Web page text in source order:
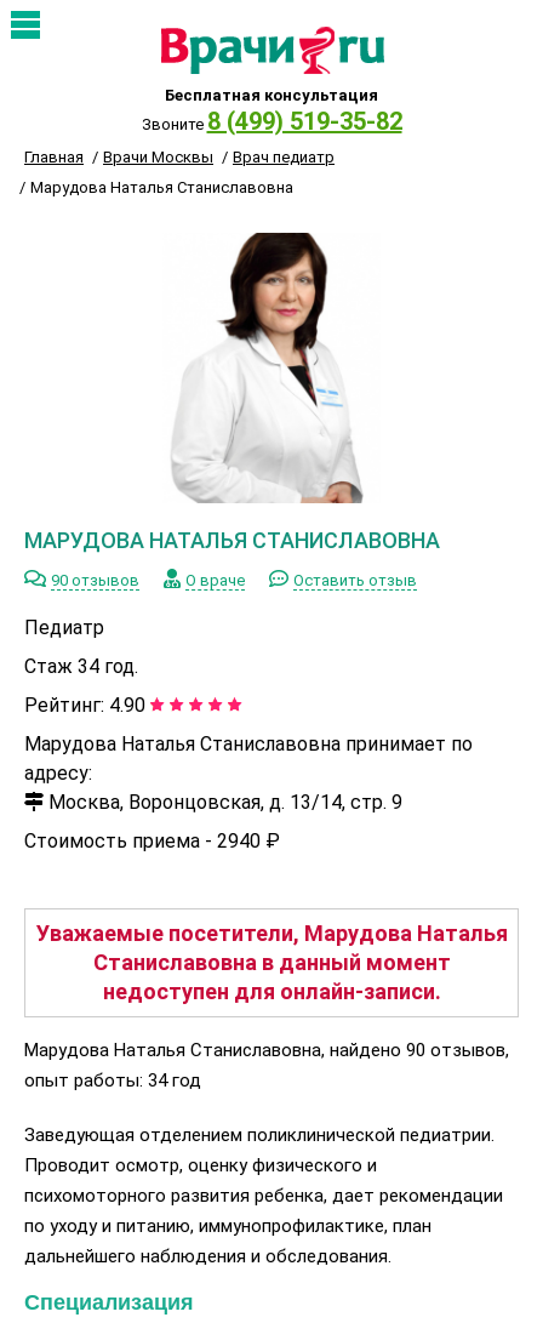
Бесплатная консультация
Звоните 8 (499) 519-35-82
Главная Врачи Москвы
Врач педиатр
Марудова Наталья Станиславовна
МАРУДОВА НАТАЛЬЯ СТАНИСЛАВОВНА
90 отзывов О враче Оставить отзыв
Педиатр
Стаж 34 год.
Рейтинг: 4.90
Марудова Наталья Станиславовна принимает по
адресу:
Москва, Воронцовская, д. 13/14, стр. 9
Стоимость приема - 2940 ₽
Уважаемые посетители, Марудова Наталья
Станиславовна в данный момент
недоступен для онлайн-записи.
Марудова Наталья Станиславовна, найдено 90 отзывов,
опыт работы: 34 год
Заведующая отделением поликлинической педиатрии.
Проводит осмотр, оценку физического и
психомоторного развития ребенка, дает рекомендации
по уходу и питанию, иммунопрофилактике, план
дальнейшего наблюдения и обследования.
Специализация